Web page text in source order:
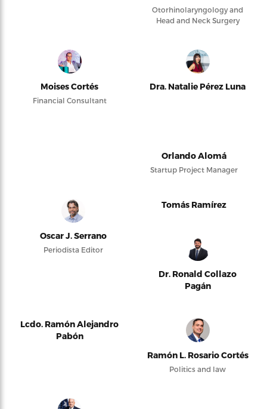
Otorhinolaryngology and
Head and Neck Surgery
Moises Cortés
Financial Consultant
Dra. Natalie Pérez Luna
Orlando Alomá
Startup Project Manager
Oscar J. Serrano
Periodista Editor
Tomás Ramírez
Dr. Ronald Collazo
Pagán
Lcdo. Ramón Alejandro
Pabón
Ramón L. Rosario Cortés
Politics and law